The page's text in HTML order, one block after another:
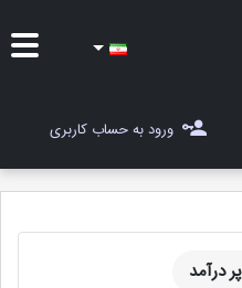
ورود به حساب کاربری
درآمد